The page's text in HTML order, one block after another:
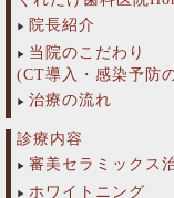
院長紹介
当院のこだわり
(CT導入・感染予防
治療の流れ
診療内容
審美セラミックス
ホワイトニング